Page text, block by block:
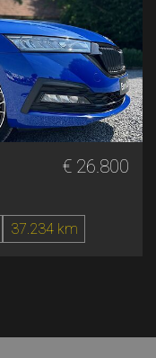
€ 26.800
37.234 km